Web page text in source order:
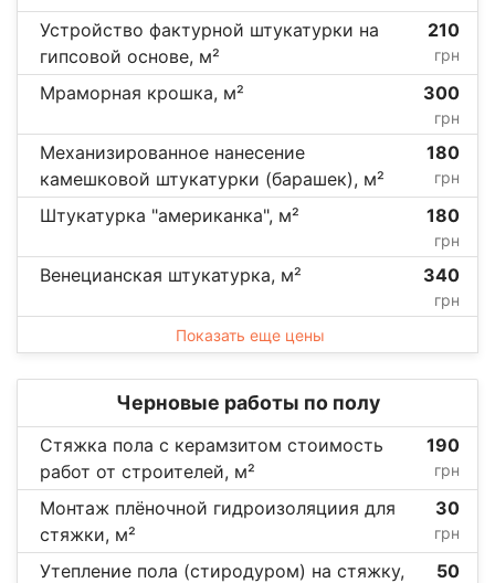
Устройство фактурной штукатурки на
гипсовой основе, м²
210
грн
Мраморная крошка, м² 300
грн
Механизированное нанесение
камешковой штукатурки (барашек), м²
180
грн
Штукатурка "американка", м² 180
грн
Венецианская штукатурка, м² 340
грн
Показать еще цены
Черновые работы по полу
Стяжка пола с керамзитом стоимость
работ от строителей, м²
190
грн
Монтаж плёночной гидроизоляциия для
стяжки, м²
30
грн
Утепление пола (стиродуром) на стяжку,
50